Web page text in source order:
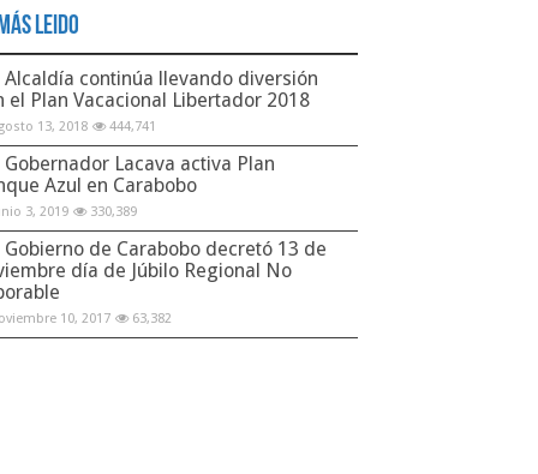
Leido
Alcaldía continúa llevando diversión
el Plan Vacacional Libertador 2018
13, 2018 444,741
Gobernador Lacava activa Plan
Azul en Carabobo
3, 2019 330,389
Gobierno de Carabobo decretó 13 de
día de Júbilo Regional No
10, 2017 63,382